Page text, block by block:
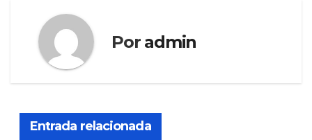
Por admin
Entrada relacionada